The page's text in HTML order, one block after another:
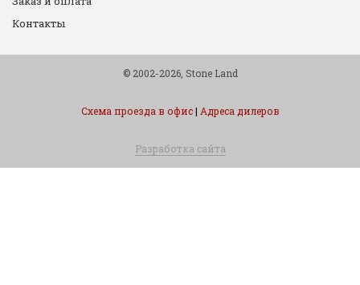
Контакты
© 2002-2026, Stone Land
Схема проезда в офис| Адреса дилеров
Разработка сайта